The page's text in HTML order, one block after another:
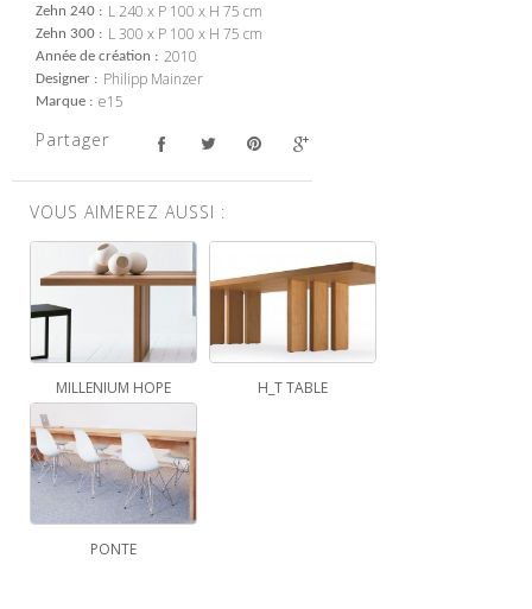
Zehn 240 L 240 x P 100 x H 75 cm
Zehn 300 L 300 x P 100 x H 75 cm
Année de création 2010
Designer Philipp Mainzer
Marque e15
Partager
VOUS AIMEREZ AUSSI :
MILLENIUM HOPE H_T TABLE
PONTE